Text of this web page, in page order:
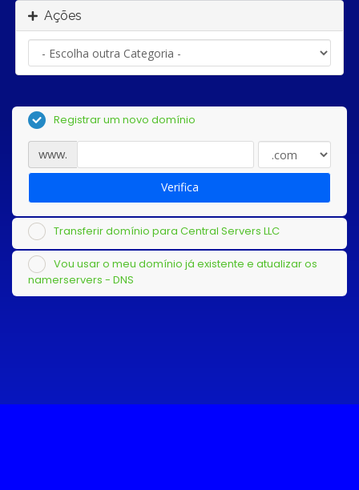
Ações
Registrar um novo domínio
www.
Verifica
Transferir domínio para Central Servers LLC
Vou usar o meu domínio já existente e atualizar os
namerservers - DNS